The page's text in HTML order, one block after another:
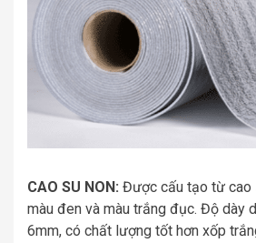
CAO SU NON: Được cấu tạo từ cao
màu đen và màu trắng đục. Độ dày
6mm, có chất lượng tốt hơn xốp